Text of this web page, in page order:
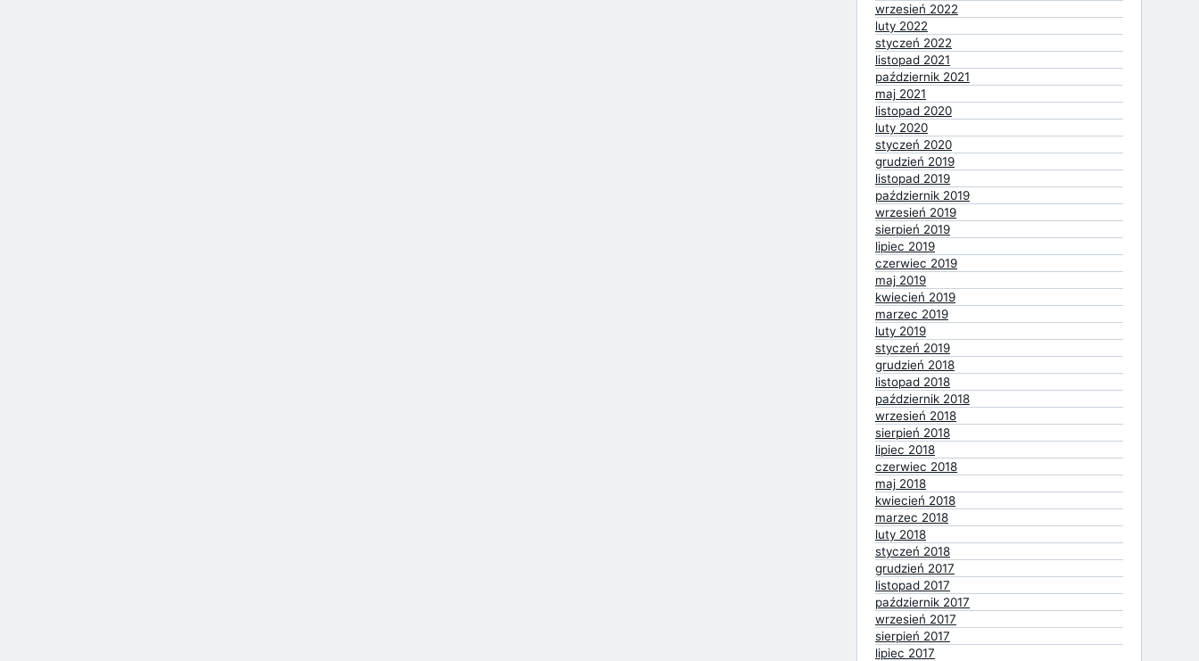
wrzesień 2022
luty 2022
styczeń 2022
listopad 2021
październik 2021
maj 2021
listopad 2020
luty 2020
styczeń 2020
grudzień 2019
listopad 2019
październik 2019
wrzesień 2019
sierpień 2019
lipiec 2019
czerwiec 2019
maj 2019
kwiecień 2019
marzec 2019
luty 2019
styczeń 2019
grudzień 2018
listopad 2018
październik 2018
wrzesień 2018
sierpień 2018
lipiec 2018
czerwiec 2018
maj 2018
kwiecień 2018
marzec 2018
luty 2018
styczeń 2018
grudzień 2017
listopad 2017
październik 2017
wrzesień 2017
sierpień 2017
lipiec 2017